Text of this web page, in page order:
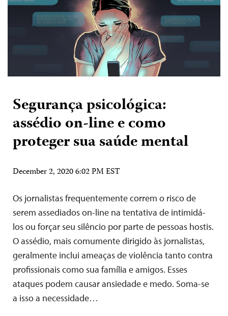
Segurança psicológica:
assédio on-line e como
proteger sua saúde mental
December 2, 2020 6:02 PM EST
Os jornalistas frequentemente correm o risco de
serem assediados on-line na tentativa de intimidá-
los ou forçar seu silêncio por parte de pessoas hostis.
O assédio, mais comumente dirigido às jornalistas,
geralmente inclui ameaças de violência tanto contra
profissionais como sua família e amigos. Esses
ataques podem causar ansiedade e medo. Soma-se
a isso a necessidade…